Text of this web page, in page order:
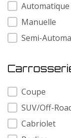
Automatique
Manuelle
Semi-
Carrosserie
Coupe
SUV/Off-
Cabriolet